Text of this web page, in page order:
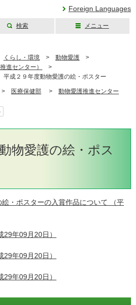
Foreign Languages
検索 メニュー
くらし・環境 > 動物愛護 >
進センター）
>
平成２９年度動物愛護の絵・ポスター
医療保健部 > 動物愛護推進センター
物愛護の絵・ポス
・ポスターの入賞作品について （平
29年09月20日）
29年09月20日）
29年09月20日）